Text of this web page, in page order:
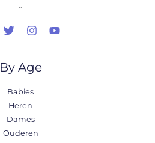
..
By Age
Babies
Heren
Dames
Ouderen